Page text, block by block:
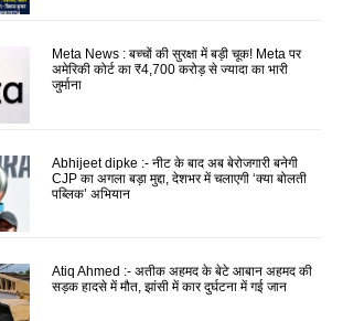
Meta News : बच्चों की सुरक्षा में बड़ी चूक! Meta पर
अमेरिकी कोर्ट का ₹4,700 करोड़ से ज्यादा का भारी
जुर्माना
Abhijeet dipke :- नीट के बाद अब बेरोजगारी बनेगी
CJP का अगला बड़ा मुद्दा, देशभर में चलाएगी ‘क्या बोलती
पब्लिक’ अभियान
Atiq Ahmed :- अतीक अहमद के बेटे आबान अहमद की
सड़क हादसे में मौत, झांसी में कार दुर्घटना में गई जान